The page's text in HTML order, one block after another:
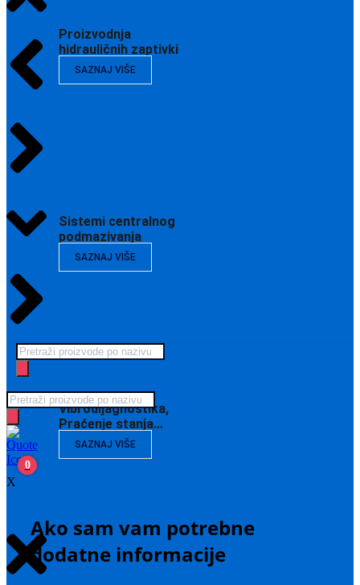
Proizvodnja
hidrauličnih zaptivki
SAZNAJ VIŠE
Sistemi centralnog
podmazivanja
SAZNAJ VIŠE
Vibrodijagnostika,
Praćenje stanja…
SAZNAJ VIŠE
Ako sam vam potrebne
dodatne informacije
Products
search
Products
search
0
X